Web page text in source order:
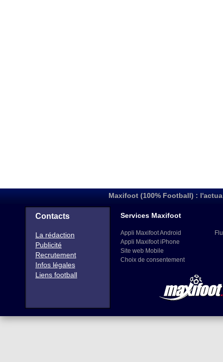
Maxifoot (100% Football) :
Contacts
La rédaction
Publicité
Recrutement
Infos légales
Liens football
Services Maxifoot
Appli Maxifoot Android
Appli Maxifoot iPhone
Site web Mobile
Choix de consentement